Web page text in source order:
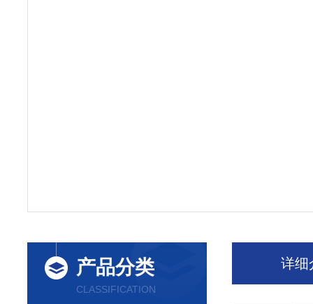
产品分类
CLASSIFICATION
详细